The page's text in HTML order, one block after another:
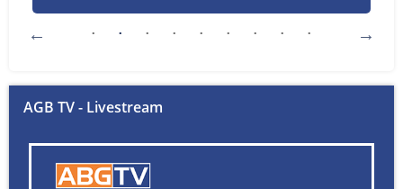
AGB TV - Livestream